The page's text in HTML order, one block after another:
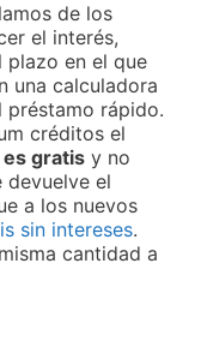
de los
el interés,
plazo en el que
una calculadora
préstamo rápido.
créditos el
gratis y no
devuelve el
a los nuevos
sin intereses.
cantidad a